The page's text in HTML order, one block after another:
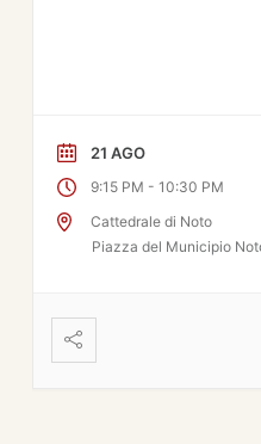
21 AGO
9:15 PM - 10:30 PM
Cattedrale di Noto
Piazza del Municipio